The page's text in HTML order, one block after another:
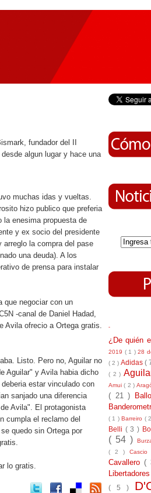
fundador del II
algun lugar y hace una
muchas idas y vueltas.
hizo publico que preferia
la enesima propuesta de
y ex socio del presidente
arreglo la compra del pase
una deuda). A los
de prensa para instalar
que negociar con un
-canal de Daniel Hadad,
Avila ofrecio a Ortega gratis.
Listo. Pero no, Aguilar no
Aguilar" y Avila habia dicho
estar vinculado con
sanjado una diferencia
Avila". El protagonista
cumpla el reclamo del
se quedo sin Ortega por
lo gratis.
-
¿De quién
2019 ( 1 )28
( 2 ) Adidas (
( 2 )
Amui( 2 )
( 21 )
( 1 )Barreiro (
Belli ( 3 )
( 54 )
( 2 ) Cascio
Cavallero (
Libertadores
( 5 )